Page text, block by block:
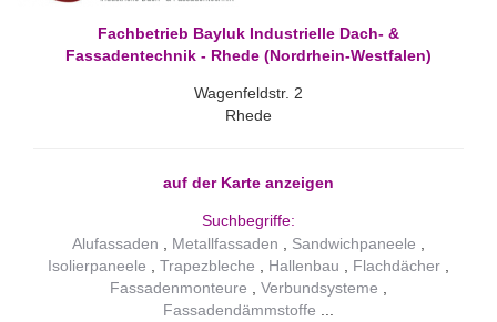
Fachbetrieb Bayluk Industrielle Dach- &
Fassadentechnik - Rhede (Nordrhein-Westfalen)
Wagenfeldstr. 2
Rhede
auf der Karte anzeigen
Suchbegriffe:
Alufassaden
Metallfassaden
Sandwichpaneele
Isolierpaneele
Trapezbleche Hallenbau
Flachdächer
Fassadenmonteure
Verbundsysteme
Fassadendämmstoffe